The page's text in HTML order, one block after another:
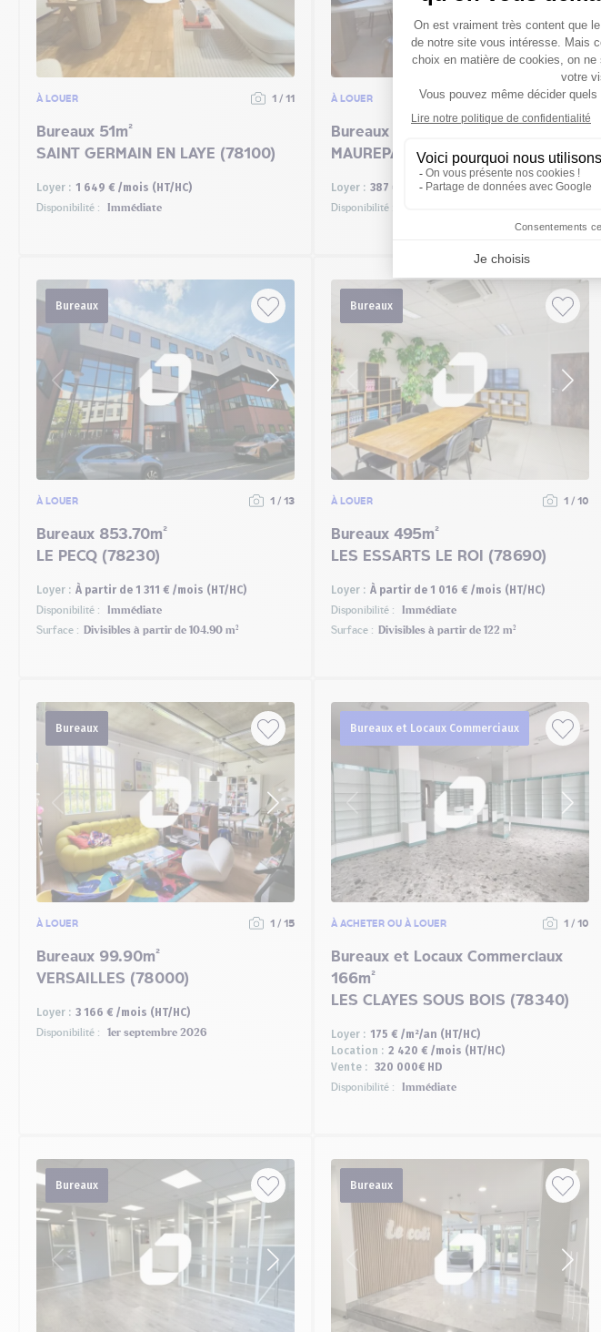
À LOUER 1 / 11
Bureaux 51m²
SAINT GERMAIN EN LAYE (78100)
Loyer : 1 649 € /mois (HT/HC)
Disponibilité : Immédiate
À LOUER 1 / 5
Bureaux 36.30m²
MAUREPAS (78310)
Loyer : 387 € /mois (HT/HC)
Disponibilité :
Bureaux
À LOUER 1 / 13
Bureaux 853.70m²
LE PECQ (78230)
Loyer : À partir de 1 311 € /mois (HT/HC)
Disponibilité :
Immédiate
Surface :
Divisibles à partir de 104.90 m²
Bureaux
À LOUER 1 / 10
Bureaux 495m²
LES ESSARTS LE ROI (78690)
Loyer : À partir de 1 016 € /mois (HT/HC)
Disponibilité :
Immédiate
Surface :
Divisibles à partir de 122 m²
Bureaux
À LOUER 1 / 15
Bureaux 99.90m²
VERSAILLES (78000)
Loyer : 3 166 € /mois (HT/HC)
Disponibilité : 1er septembre 2026
Bureaux et Locaux Commerciaux
À ACHETER OU À LOUER 1 / 10
Bureaux et Locaux Commerciaux
166m²
LES CLAYES SOUS BOIS (78340)
Loyer : 175 € /m²/an (HT/HC)
Location : 2 420 € /mois (HT/HC)
Vente : 320 000€ HD
Disponibilité : Immédiate
Bureaux Bureaux